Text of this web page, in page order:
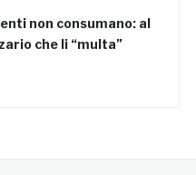
non consumano: al
che li “multa”